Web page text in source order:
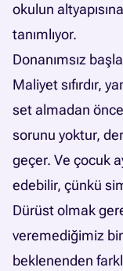
okulun
tanımlıyor.
Donanımsız
Maliyet sıfırdır,
set almadan
sorunu yoktur,
geçer. Ve çocuk
edebilir, çünkü
Dürüst olmak
veremediğimiz
beklenenden